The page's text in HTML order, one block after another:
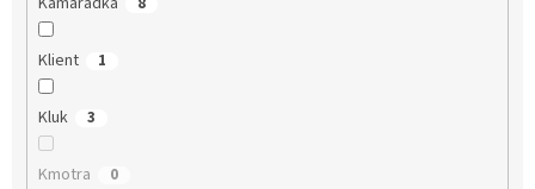
Klient 1
Kluk 3
Kmotra 0